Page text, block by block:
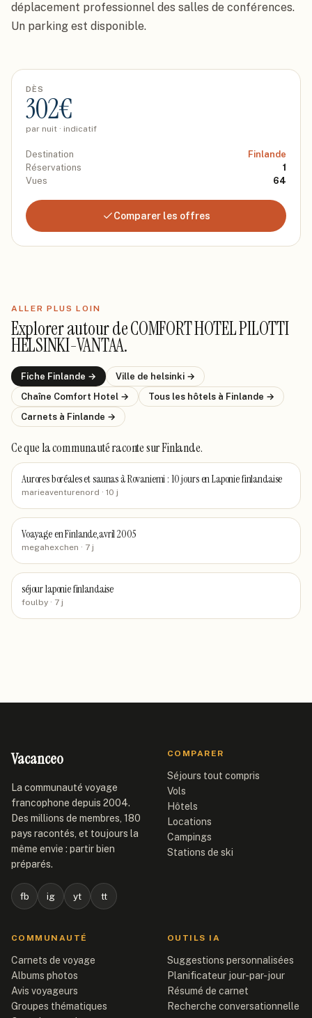
déplacement professionnel des salles de conférences.
Un parking est disponible.
DÈS
302€
par nuit · indicatif
Destination
Finlande
Réservations
1
Vues
64
Comparer les offres
ALLER PLUS LOIN
Explorer autour deCOMFORT HOTEL PILOTTI
HELSINKI-VANTAA.
Fiche Finlande → Ville de helsinki →
Chaîne Comfort Hotel → Tous les hôtels à Finlande →
Carnets à Finlande →
Ce que la communauté racontesur Finlande.
Aurores boréales et saunas à Rovaniemi : 10 jours en Laponie finlandaise
marieaventurenord · 10 j
Voayage en Finlande,avril 2005
megahexchen · 7 j
séjour laponie finlandaise
foulby · 7 j
Vacanceo
La communauté voyage
francophone depuis 2004.
Des millions de membres, 180
pays racontés, et toujours la
même envie : partir bien
préparés.
fb ig yt tt
COMPARER
Séjours tout compris
Vols
Hôtels
Locations
Campings
Stations de ski
COMMUNAUTÉ
Carnets de voyage
Albums photos
Avis voyageurs
Groupes thématiques
OUTILS IA
Suggestions personnalisées
Planificateur jour-par-jour
Résumé de carnet
Recherche conversationnelle